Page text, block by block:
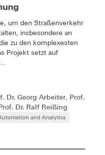
um den Straßenverkehr
insbesondere an
zu den komplexesten
Projekt setzt auf
Dr. Georg Arbeiter, Prof.
Dr. Ralf Reißing
and Analytics